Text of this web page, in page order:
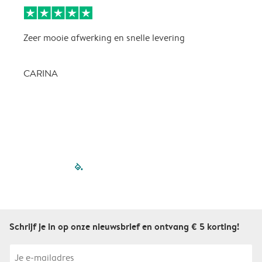
Zeer mooie afwerking en snelle levering
CARINA
filled-pagination
Schrijf je in op onze nieuwsbrief en ontvang € 5 korting!